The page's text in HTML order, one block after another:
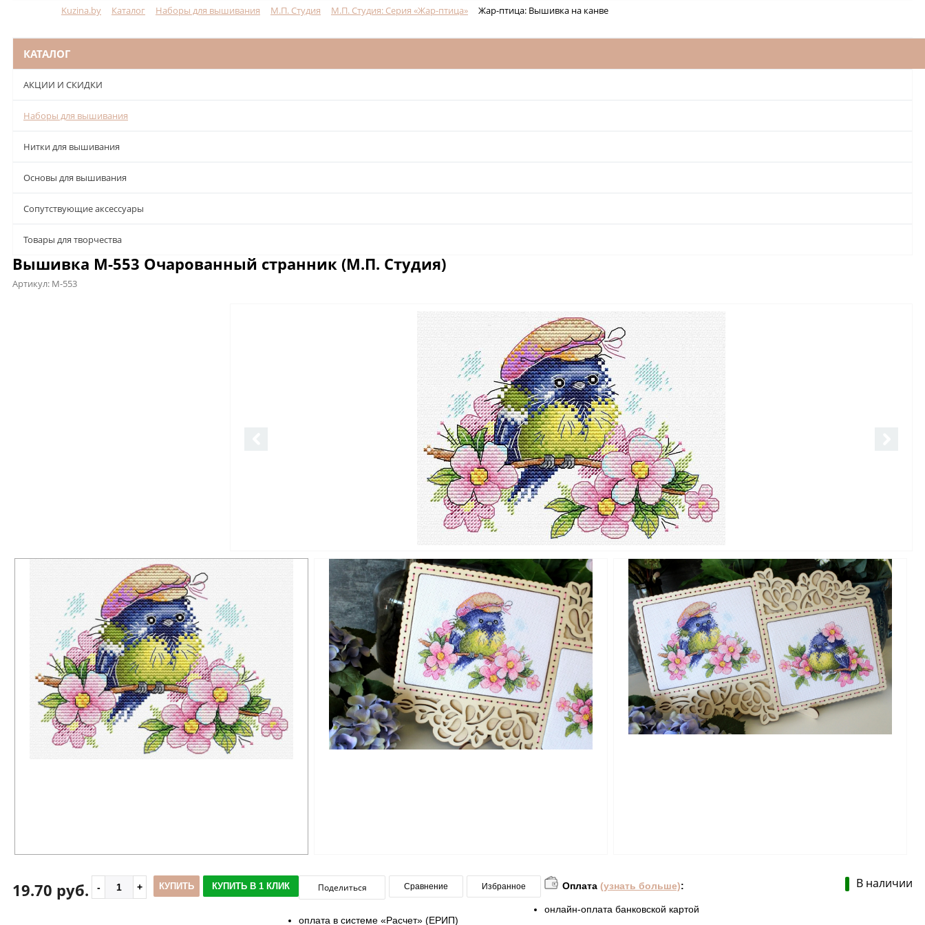
Kuzina.by Каталог Наборы для вышивания М.П. Студия М.П. Студия: Серия «Жар-птица» Жар-птица: Вышивка на канве
КАТАЛОГ
АКЦИИ И СКИДКИ
Наборы для вышивания
Нитки для вышивания
Основы для вышивания
Сопутствующие аксессуары
Товары для творчества
Вышивка М-553 Очарованный странник (М.П. Студия)
Артикул: М-553
В наличии
19.70 руб. КУПИТЬ КУПИТЬ В 1 КЛИК Поделиться Сравнение Избранное Оплата (узнать больше):
онлайн-оплата банковской картой
оплата в системе «Расчет» (ЕРИП)